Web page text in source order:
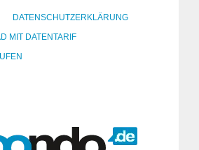
DATENSCHUTZERKLÄRUNG
MIT DATENTARIF